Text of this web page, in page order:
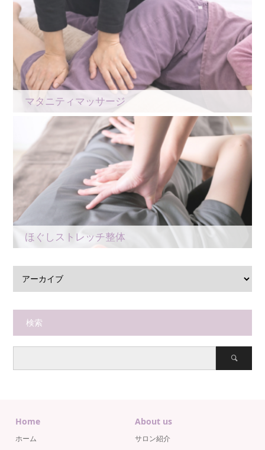
マタニティマッサージ
ほぐしストレッチ整体
検索
Home
ホーム
About us
サロン紹介